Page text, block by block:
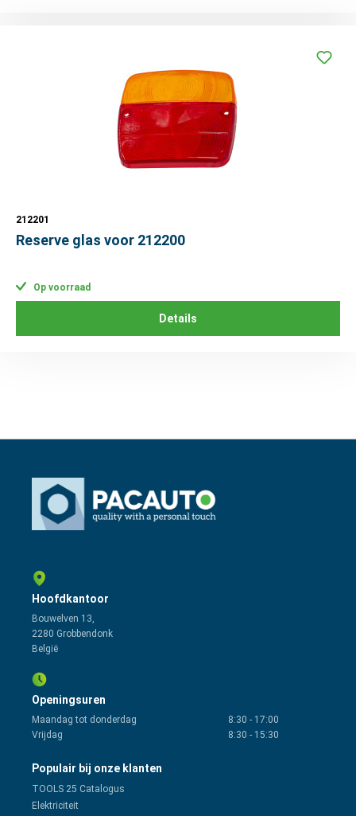
212201
Reserve glas voor 212200
Op voorraad
Details
Hoofdkantoor
Bouwelven 13,
2280 Grobbendonk
België
Openingsuren
Maandag tot donderdag 8:30 - 17:00
Vrijdag
8:30 - 15:30
Populair bij onze klanten
TOOLS 25 Catalogus
Elektriciteit